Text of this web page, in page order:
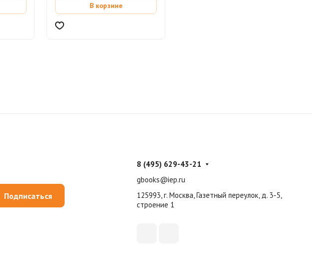
В корзине
Подписаться
8 (495) 629-43-21
gbooks@iep.ru
125993, г. Москва, Газетный переулок, д. 3-5,
строение 1